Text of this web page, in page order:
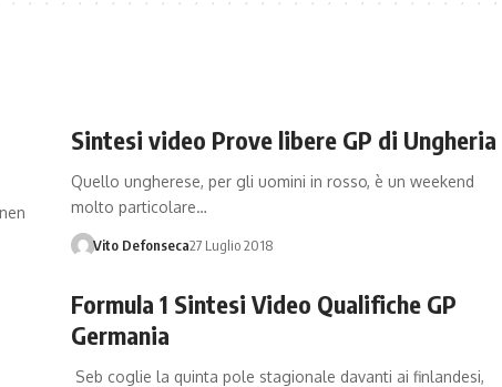
Sintesi video Prove libere GP di Ungheria
Quello ungherese, per gli uomini in rosso, è un weekend
molto particolare…
Vito Defonseca27 Luglio 2018
Formula 1 Sintesi Video Qualifiche GP
Germania
Seb coglie la quinta pole stagionale davanti ai finlandesi,